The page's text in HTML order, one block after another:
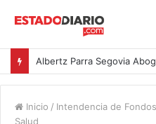
Inicio / Intendencia de
Salud